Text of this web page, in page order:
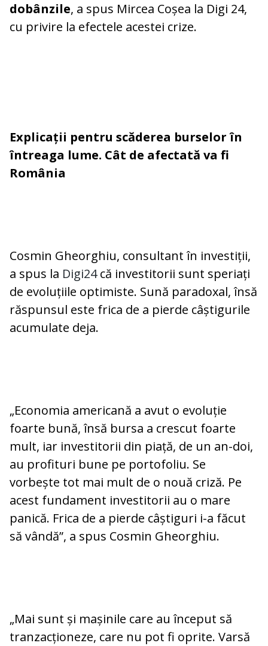
dobânzile, a spus Mircea Coșea la Digi 24,
cu privire la efectele acestei crize.
Explicații pentru scăderea burselor în
întreaga lume. Cât de afectată va fi
România
Cosmin Gheorghiu, consultant în investiții,
a spus la Digi24că investitorii sunt speriați
de evoluțiile optimiste. Sună paradoxal, însă
răspunsul este frica de a pierde câștigurile
acumulate deja.
„Economia americană a avut o evoluție
foarte bună, însă bursa a crescut foarte
mult, iar investitorii din piață, de un an-doi,
au profituri bune pe portofoliu. Se
vorbește tot mai mult de o nouă criză. Pe
acest fundament investitorii au o mare
panică. Frica de a pierde câștiguri i-a făcut
să vândă”, a spus Cosmin Gheorghiu.
„Mai sunt și mașinile care au început să
tranzacționeze, care nu pot fi oprite. Varsă